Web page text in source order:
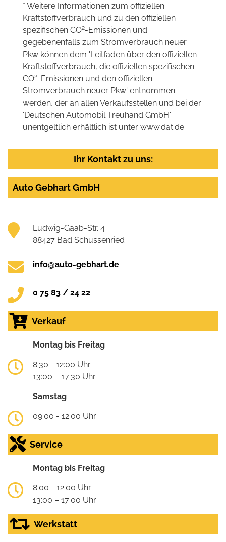
* Weitere Informationen zum offiziellen
Kraftstoffverbrauch und zu den offiziellen
spezifischen CO2-Emissionen und
gegebenenfalls zum Stromverbrauch neuer
Pkw können dem 'Leitfaden über den offiziellen
Kraftstoffverbrauch, die offiziellen spezifischen
CO2-Emissionen und den offiziellen
Stromverbrauch neuer Pkw' entnommen
werden, der an allen Verkaufsstellen und bei der
'Deutschen Automobil Treuhand GmbH'
unentgeltlich erhältlich ist unter www.dat.de.
Ihr Kontakt zu uns:
Auto Gebhart GmbH
Ludwig-Gaab-Str. 4
88427 Bad Schussenried
info@auto-gebhart.de
0 75 83 / 24 22
Verkauf
Montag bis Freitag
8:30 - 12:00 Uhr
13:00 – 17:30 Uhr
Samstag
09:00 - 12:00 Uhr
Service
Montag bis Freitag
8:00 - 12:00 Uhr
13:00 – 17:00 Uhr
Werkstatt